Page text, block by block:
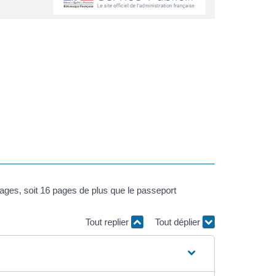
soit 16 pages de plus que le passeport
Tout replier
Tout déplier